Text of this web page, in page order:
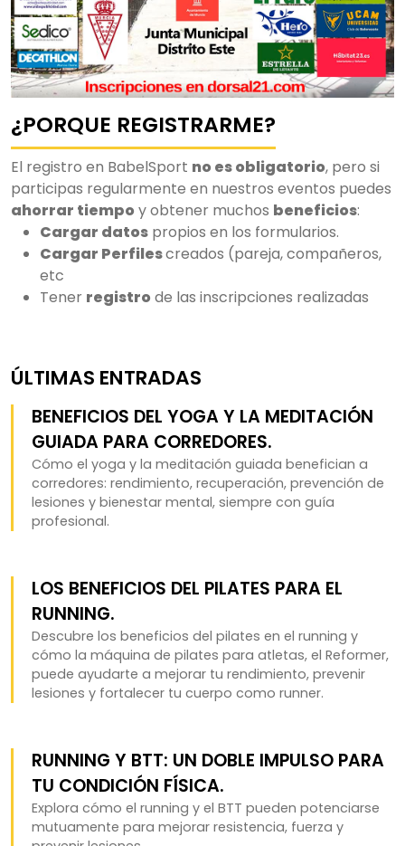
¿PORQUE REGISTRARME?
El registro en BabelSport no es obligatorio, pero si
participas regularmente en nuestros eventos puedes
ahorrar tiempo y obtener muchos beneficios:
Cargar datos propios en los formularios.
Cargar Perfilescreados (pareja, compañeros,
etc
Tener registro de las inscripciones realizadas
ÚLTIMAS ENTRADAS
BENEFICIOS DEL YOGA Y LA MEDITACIÓN
GUIADA PARA CORREDORES.
Cómo el yoga y la meditación guiada benefician a
corredores: rendimiento, recuperación, prevención de
lesiones y bienestar mental, siempre con guía
profesional.
LOS BENEFICIOS DEL PILATES PARA EL
RUNNING.
Descubre los beneficios del pilates en el running y
cómo la máquina de pilates para atletas, el Reformer,
puede ayudarte a mejorar tu rendimiento, prevenir
lesiones y fortalecer tu cuerpo como runner.
RUNNING Y BTT: UN DOBLE IMPULSO PARA
TU CONDICIÓN FÍSICA.
Explora cómo el running y el BTT pueden potenciarse
mutuamente para mejorar resistencia, fuerza y